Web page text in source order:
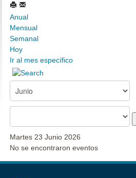
Anual
Mensual
Semanal
Hoy
Ir al mes específico
Martes 23 Junio 2026
No se encontraron eventos